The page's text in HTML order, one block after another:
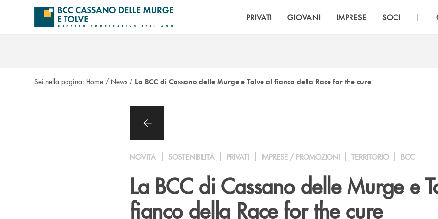
Salta al contenuto principale
PRIVATI GIOVANI IMPRESE SOCI |
Sei nella pagina: Home / News / La BCC di Cassano delle Murge e Tolve al fianco della Race for the cure
NOVITÀ SOSTENIBILITÀ PRIVATI IMPRESE / PROMOZIONI TERRITORIO BCC
La BCC di Cassano delle Murge e
fianco della Race for the cure